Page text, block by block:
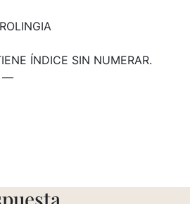
ÍNDICE SIN NUMERAR.
—